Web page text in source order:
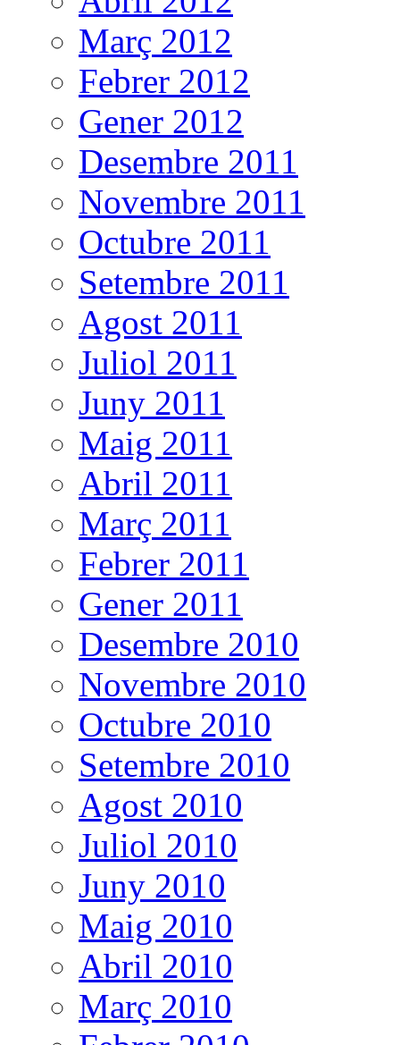
Març 2012
Febrer 2012
Gener 2012
Desembre 2011
Novembre 2011
Octubre 2011
Setembre 2011
Agost 2011
Juliol 2011
Juny 2011
Maig 2011
Abril 2011
Març 2011
Febrer 2011
Gener 2011
Desembre 2010
Novembre 2010
Octubre 2010
Setembre 2010
Agost 2010
Juliol 2010
Juny 2010
Maig 2010
Abril 2010
Març 2010